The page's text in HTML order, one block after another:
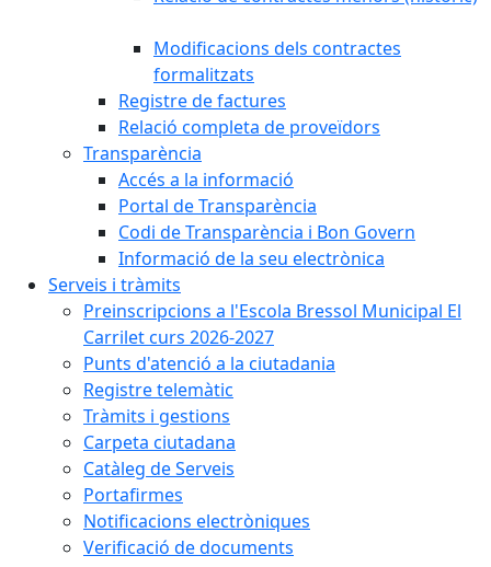
Modificacions dels contractes
formalitzats
Registre de factures
Relació completa de proveïdors
Transparència
Accés a la informació
Portal de Transparència
Codi de Transparència i Bon Govern
Informació de la seu electrònica
Serveis i tràmits
Preinscripcions a l'Escola Bressol Municipal El
Carrilet curs 2026-2027
Punts d'atenció a la ciutadania
Registre telemàtic
Tràmits i gestions
Carpeta ciutadana
Catàleg de Serveis
Portafirmes
Notificacions electròniques
Verificació de documents